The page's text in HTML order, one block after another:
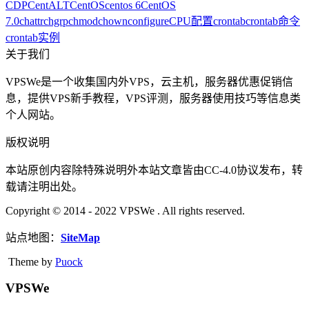
CDPCentALTCentOScentos 6CentOS
7.0chattrchgrpchmodchownconfigureCPU配置crontabcrontab命令
crontab实例
关于我们
VPSWe是一个收集国内外VPS，云主机，服务器优惠促销信
息，提供VPS新手教程，VPS评测，服务器使用技巧等信息类
个人网站。
版权说明
本站原创内容除特殊说明外本站文章皆由CC-4.0协议发布，转
载请注明出处。
Copyright © 2014 - 2022 VPSWe . All rights reserved.
站点地图： SiteMap
Theme by Puock
VPSWe